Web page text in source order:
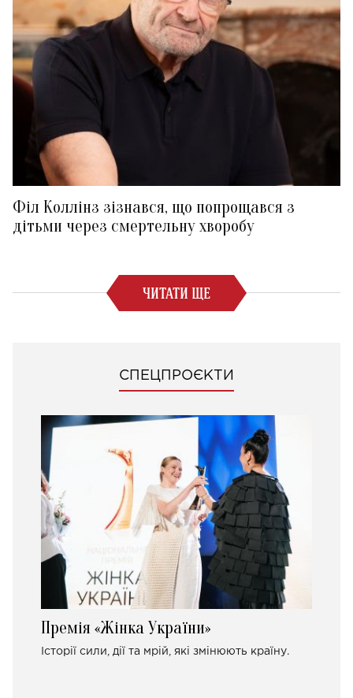
Філ Коллінз зізнався, що попрощався з
дітьми через смертельну хворобу
ЧИТАТИ ЩЕ
СПЕЦПРОЄКТИ
Премія «Жінка України»
Історії сили, дії та мрій, які змінюють країну.